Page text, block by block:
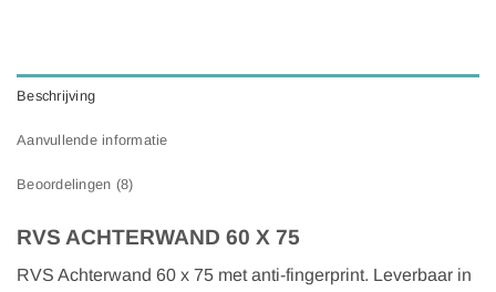
Beschrijving
Aanvullende informatie
Beoordelingen (8)
RVS ACHTERWAND 60 X 75
RVS Achterwand 60 x 75 met anti-fingerprint. Leverbaar in